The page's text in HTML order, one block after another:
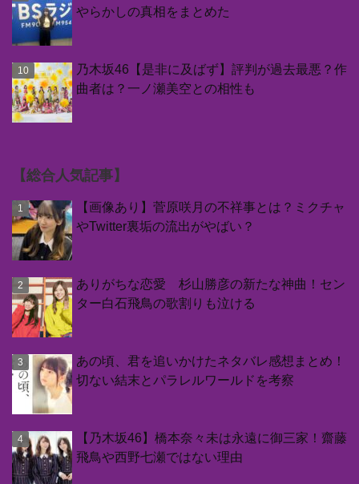
やらかしの真相をまとめた
乃木坂46【是非に及ばず】評判が過去最悪？作
曲者は？一ノ瀬美空との相性も
【総合人気記事】
【画像あり】菅原咲月の不祥事とは？ミクチャ
やTwitter裏垢の流出がやばい？
ありがちな恋愛 杉山勝彦の新たな神曲！セン
ター白石飛鳥の歌割りも泣ける
あの頃、君を追いかけたネタバレ感想まとめ！
切ない結末とパラレルワールドを考察
【乃木坂46】橋本奈々未は永遠に御三家！齋藤
飛鳥や西野七瀬ではない理由